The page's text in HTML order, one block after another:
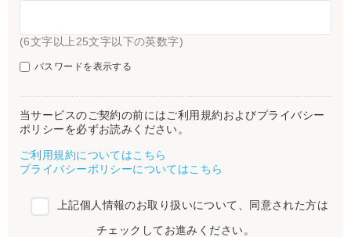
(6文字以上25文字以下の英数字)
パスワードを表示する
当サービスのご契約の前にはご利用規約およびプライバシー
ポリシーを必ずお読みください。
ご利用規約についてはこちら
プライバシーポリシーについてはこちら
上記個人情報のお取り扱いについて、同意された方は
チェックしてお進みください。